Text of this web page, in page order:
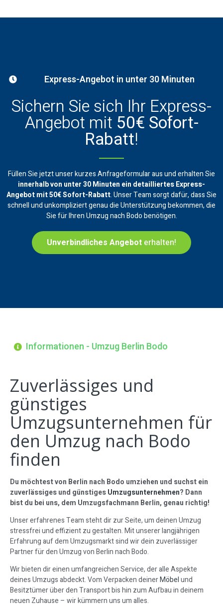
Express-Angebot in unter 30 Minuten
Sichern Sie sich Ihr Express-
Angebot mit 50€ Sofort-
Rabatt!
Füllen Sie jetzt unser kurzes Anfrageformular aus und erhalten Sie
innerhalb von unter 30 Minuten ein detailliertes Express-
Angebot mit 50€ Sofort-Rabatt. Unser Team sorgt dafür, dass Sie
schnell und unkompliziert genau die Unterstützung bekommen, die
Sie für Ihren Umzug nach Bodo benötigen.
Unverbindliches Angebot erhalten!
Informationen - Umzug Berlin Bodo
Zuverlässiges und
günstiges
Umzugsunternehmen für
den Umzug nach Bodo
finden
Du möchtest von Berlin nach Bodo umziehen und suchst ein
zuverlässiges und günstigesUmzugsunternehmen? Dann
bist du bei uns, dem Umzugsfachmann Berlin, genau richtig!
Unser erfahrenes Team steht dir zur Seite, um deinen Umzug
stressfrei und effizient zu gestalten. Mit unserer langjährigen
Erfahrung auf dem Umzugsmarkt sind wir dein zuverlässiger
Partner für den Umzug von Berlin nach Bodo.
Wir bieten dir einen umfangreichen Service, der alle Aspekte
deines Umzugs abdeckt. Vom Verpacken deinerMöbelund
Besitztümer über den Transport bis hin zum Aufbau in deinem
neuen Zuhause – wir kümmern uns um alles.